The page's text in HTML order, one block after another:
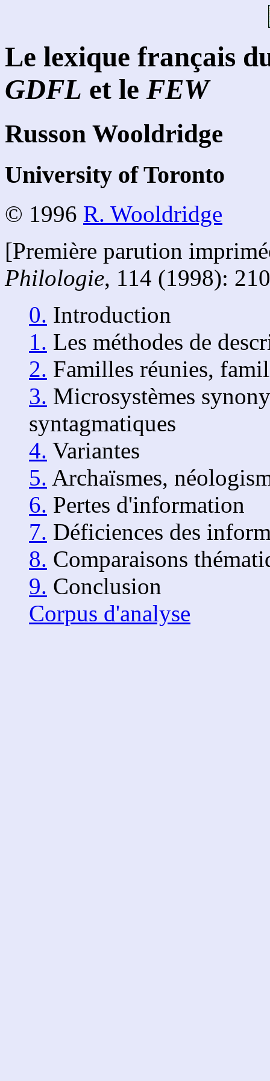
Le lexique français
GDFL et le FEW
Russon Wooldridge
University of Toronto
© 1996 R. Wooldridge
[Première parution
Philologie, 114 (1998):
0. Introduction
1. Les méthodes de
2. Familles réunies,
3. Microsystèmes
syntagmatiques
4. Variantes
5. Archaïsmes,
6. Pertes d'information
7. Déficiences des
8. Comparaisons
9. Conclusion
Corpus d'analyse